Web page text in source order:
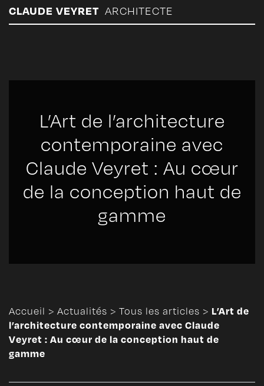
CLAUDE VEYRET ARCHITECTE
L’Art de l’architecture
contemporaine avec
Claude Veyret : Au cœur
de la conception haut de
gamme
Accueil > Actualités > Tous les articles > L’Art de
l’architecture contemporaine avec Claude
Veyret : Au cœur de la conception haut de
gamme
Panneau de gestion des cookies